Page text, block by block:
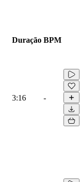
Duração BPM
3:16 -